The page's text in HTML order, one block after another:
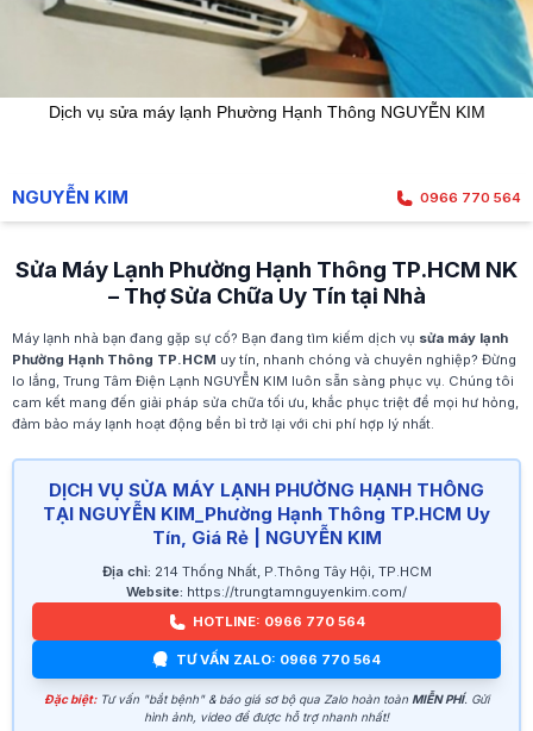
Dịch vụ sửa máy lạnh Phường Hạnh Thông NGUYỄN KIM
NGUYỄN KIM 0966 770 564
Sửa Máy Lạnh Phường Hạnh Thông TP.HCM NK
– Thợ Sửa Chữa Uy Tín tại Nhà
Máy lạnh nhà bạn đang gặp sự cố? Bạn đang tìm kiếm dịch vụ sửa máy lạnh
Phường Hạnh Thông TP.HCM uy tín, nhanh chóng và chuyên nghiệp? Đừng
lo lắng, Trung Tâm Điện Lạnh NGUYỄN KIM luôn sẵn sàng phục vụ. Chúng tôi
cam kết mang đến giải pháp sửa chữa tối ưu, khắc phục triệt để mọi hư hỏng,
đảm bảo máy lạnh hoạt động bền bỉ trở lại với chi phí hợp lý nhất.
DỊCH VỤ SỬA MÁY LẠNH PHƯỜNG HẠNH THÔNG
TẠI NGUYỄN KIM_Phường Hạnh Thông TP.HCM Uy
Tín, Giá Rẻ | NGUYỄN KIM
Địa chỉ: 214 Thống Nhất, P.Thông Tây Hội, TP.HCM
Website: https://trungtamnguyenkim.com/
HOTLINE: 0966 770 564
TƯ VẤN ZALO: 0966 770 564
Đặc biệt:Tư vấn "bắt bệnh" & báo giá sơ bộ qua Zalo hoàn toàn MIỄN PHÍ. Gửi
hình ảnh, video để được hỗ trợ nhanh nhất!